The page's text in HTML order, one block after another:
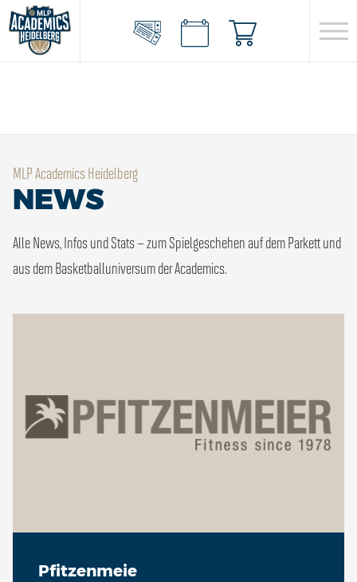
MLP Academics Heidelberg
NEWS
Alle News, Infos und Stats – zum Spielgeschehen auf dem Parkett und
aus dem Basketballuniversum der Academics.
Pfitzenmeie